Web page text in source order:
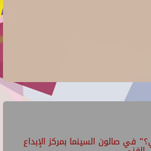
في صالون السينما بمركز الإبداع